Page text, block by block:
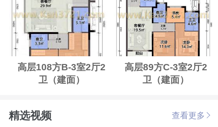
高层108方B-3室2厅2
卫（建面）
高层89方C-3室2厅2
卫（建面）
精选视频 查看更多